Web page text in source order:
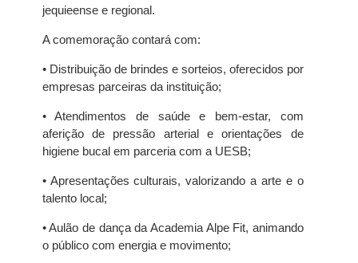
jequieense e regional.
A comemoração contará com:
• Distribuição de brindes e sorteios, oferecidos por
empresas parceiras da instituição;
• Atendimentos de saúde e bem-estar, com
aferição de pressão arterial e orientações de
higiene bucal em parceria com a UESB;
• Apresentações culturais, valorizando a arte e o
talento local;
• Aulão de dança da Academia Alpe Fit, animando
o público com energia e movimento;